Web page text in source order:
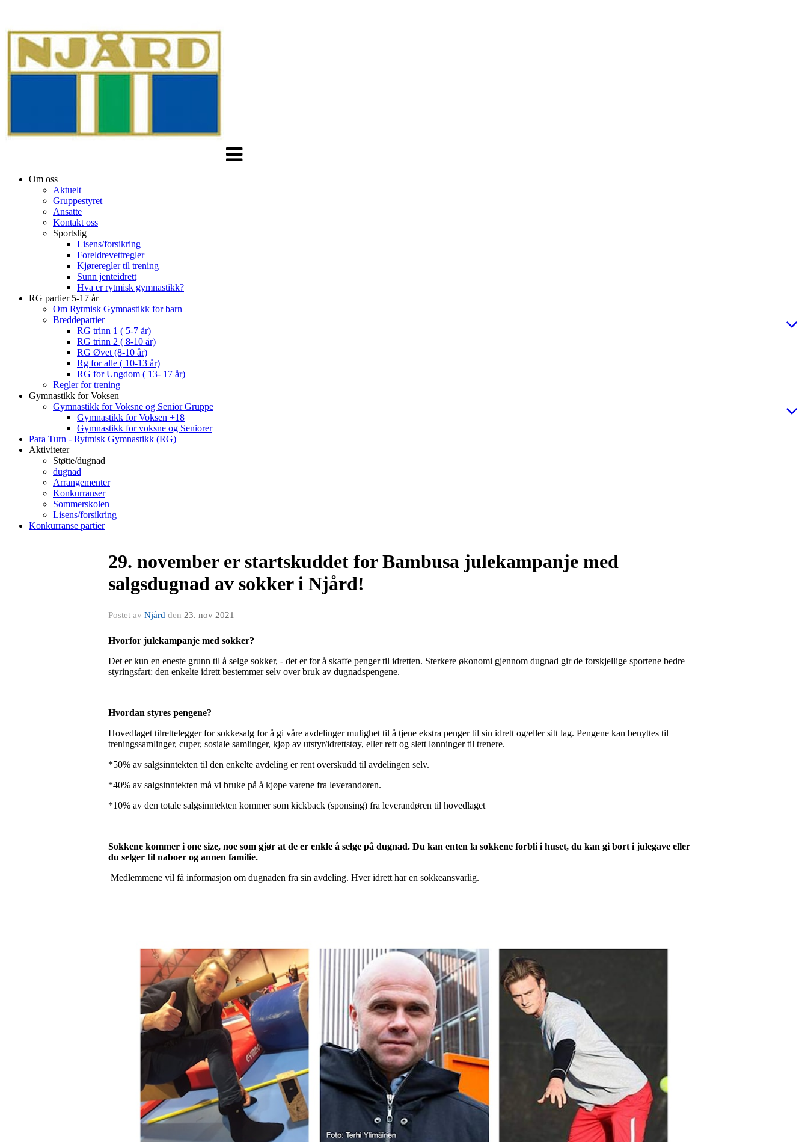
Om oss
Aktuelt
Gruppestyret
Ansatte
Kontakt oss
Sportslig
Lisens/forsikring
Foreldrevettregler
Kjøreregler til trening
Sunn jenteidrett
Hva er rytmisk gymnastikk?
RG partier 5-17 år
Om Rytmisk Gymnastikk for barn
Breddepartier
RG trinn 1 ( 5-7 år)
RG trinn 2 ( 8-10 år)
RG Øvet (8-10 år)
Rg for alle ( 10-13 år)
RG for Ungdom ( 13- 17 år)
Regler for trening
Gymnastikk for Voksen
Gymnastikk for Voksne og Senior Gruppe
Gymnastikk for Voksen +18
Gymnastikk for voksne og Seniorer
Para Turn - Rytmisk Gymnastikk (RG)
Aktiviteter
Støtte/dugnad
dugnad
Arrangementer
Konkurranser
Sommerskolen
Lisens/forsikring
Konkurranse partier
29. november er startskuddet for Bambusa julekampanje med
salgsdugnad av sokker i Njård!
Postet av Njård den 23. nov 2021
Hvorfor julekampanje med sokker?
Det er kun en eneste grunn til å selge sokker, - det er for å skaffe penger til idretten. Sterkere økonomi gjennom dugnad gir de forskjellige sportene bedre
styringsfart: den enkelte idrett bestemmer selv over bruk av dugnadspengene.
Hvordan styres pengene?
Hovedlaget tilrettelegger for sokkesalg for å gi våre avdelinger mulighet til å tjene ekstra penger til sin idrett og/eller sitt lag. Pengene kan benyttes til
treningssamlinger, cuper, sosiale samlinger, kjøp av utstyr/idrettstøy, eller rett og slett lønninger til trenere.
*50% av salgsinntekten til den enkelte avdeling er rent overskudd til avdelingen selv.
*40% av salgsinntekten må vi bruke på å kjøpe varene fra leverandøren.
*10% av den totale salgsinntekten kommer som kickback (sponsing) fra leverandøren til hovedlaget
Sokkene kommer i one size, noe som gjør at de er enkle å selge på dugnad. Du kan enten la sokkene forbli i huset, du kan gi bort i julegave eller
du selger til naboer og annen familie.
Medlemmene vil få informasjon om dugnaden fra sin avdeling. Hver idrett har en sokkeansvarlig.